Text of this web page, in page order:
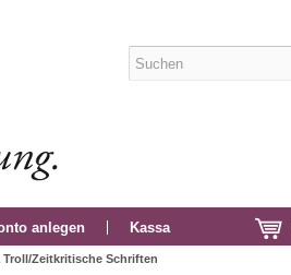
anlegen Kassa
Zeitkritische Schriften